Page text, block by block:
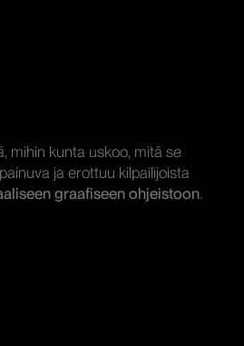
mihin kunta uskoo, mitä se
ja erottuu kilpailijoista
graafiseen ohjeistoon.